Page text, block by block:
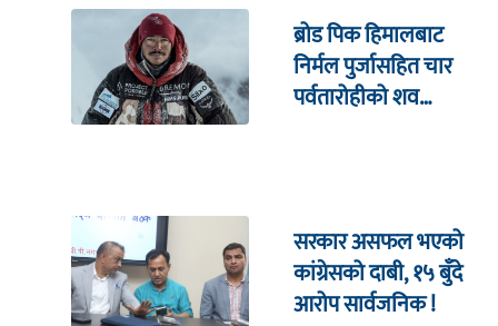
ब्रोड पिक हिमालबाट
निर्मल पुर्जासहित चार
पर्वतारोहीको शव
सरकार असफल भएको
कांग्रेसको दाबी, १५ बुँदे
आरोप सार्वजनिक !